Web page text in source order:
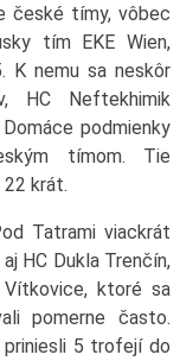
české tímy, vôbec
tím EKE Wien,
K nemu sa neskôr
HC Neftekhimik
podmienky
tímom. Tie
krát.
Tatrami viackrát
HC Dukla Trenčín,
Vítkovice, ktoré sa
pomerne často.
priniesli 5 trofejí do